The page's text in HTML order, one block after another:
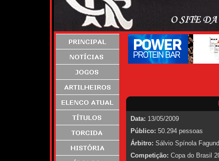
Data: 13/05/2009
Público: 50.294 pessoas
Árbitro: Sálvio Spínola
Competição: Copa do Brasil